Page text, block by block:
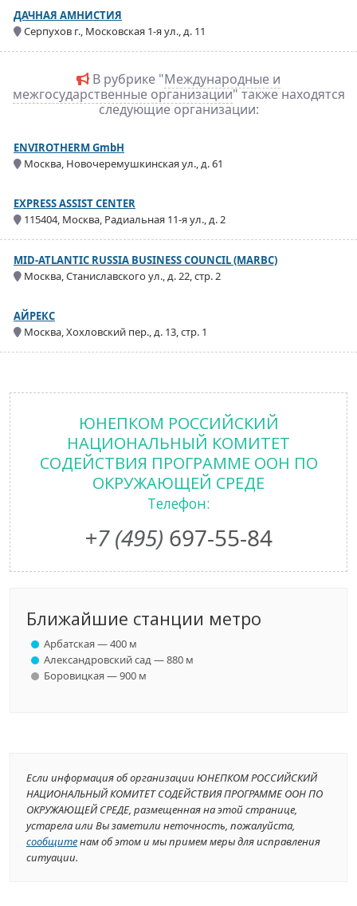
ДАЧНАЯ АМНИСТИЯ
Серпухов г., Московская 1-я ул., д. 11
В рубрике "Международные и
межгосударственные организации" также находятся
следующие организации:
ENVIROTHERM GmbH
Москва, Новочеремушкинская ул., д. 61
EXPRESS ASSIST CENTER
115404, Москва, Радиальная 11-я ул., д. 2
MID-ATLANTIC RUSSIA BUSINESS COUNCIL (MARBC)
Москва, Станиславского ул., д. 22, стр. 2
АЙРЕКС
Москва, Хохловский пер., д. 13, стр. 1
ЮНЕПКОМ РОССИЙСКИЙ
НАЦИОНАЛЬНЫЙ КОМИТЕТ
СОДЕЙСТВИЯ ПРОГРАММЕ ООН ПО
ОКРУЖАЮЩЕЙ СРЕДЕ
Телефон:
+7 (495) 697-55-84
Ближайшие станции метро
Арбатская — 400 м
Александровский сад — 880 м
Боровицкая — 900 м
Если информация об организации ЮНЕПКОМ РОССИЙСКИЙ
НАЦИОНАЛЬНЫЙ КОМИТЕТ СОДЕЙСТВИЯ ПРОГРАММЕ ООН ПО
ОКРУЖАЮЩЕЙ СРЕДЕ, размещенная на этой странице,
устарела или Вы заметили неточность, пожалуйста,
сообщитенам об этом и мы примем меры для исправления
ситуации.